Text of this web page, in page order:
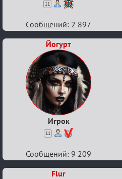
11
Сообщений: 2 897
Йогурт
Игрок
11
Сообщений: 9 209
Flur